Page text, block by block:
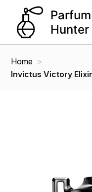
Home
Invictus Victory